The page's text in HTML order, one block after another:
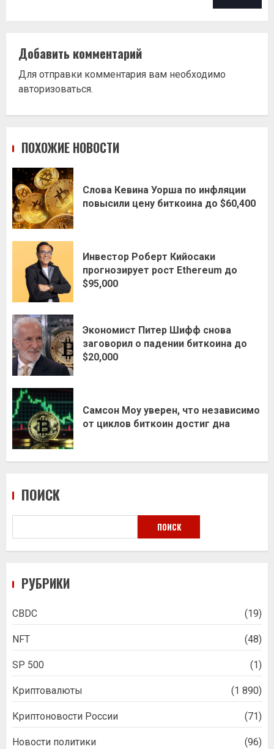
Добавить комментарий
Для отправки комментария вам необходимо
авторизоваться.
ПОХОЖИЕ НОВОСТИ
Слова Кевина Уорша по инфляции
повысили цену биткоина до $60,400
Инвестор Роберт Кийосаки
прогнозирует рост Ethereum до
$95,000
Экономист Питер Шифф снова
заговорил о падении биткоина до
$20,000
Самсон Моу уверен, что независимо
от циклов биткоин достиг дна
ПОИСК
ПОИСК
РУБРИКИ
CBDC (19)
NFT (48)
SP 500 (1)
Криптовалюты (1 890)
Криптоновости России (71)
Новости политики (96)